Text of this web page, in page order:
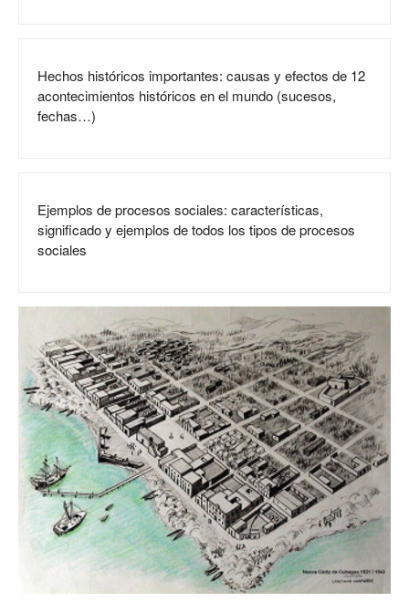
Hechos históricos importantes: causas y efectos de 12
acontecimientos históricos en el mundo (sucesos,
fechas…)
Ejemplos de procesos sociales: características,
significado y ejemplos de todos los tipos de procesos
sociales